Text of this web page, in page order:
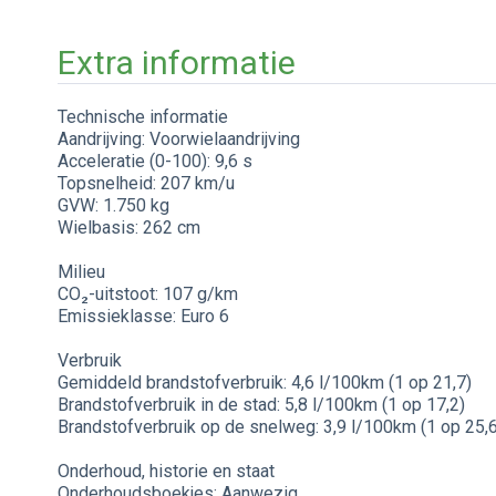
Extra informatie
Technische informatie
Aandrijving: Voorwielaandrijving
Acceleratie (0-100): 9,6 s
Topsnelheid: 207 km/u
GVW: 1.750 kg
Wielbasis: 262 cm
Milieu
CO₂-uitstoot: 107 g/km
Emissieklasse: Euro 6
Verbruik
Gemiddeld brandstofverbruik: 4,6 l/100km (1 op 21,7)
Brandstofverbruik in de stad: 5,8 l/100km (1 op 17,2)
Brandstofverbruik op de snelweg: 3,9 l/100km (1 op
Onderhoud, historie en staat